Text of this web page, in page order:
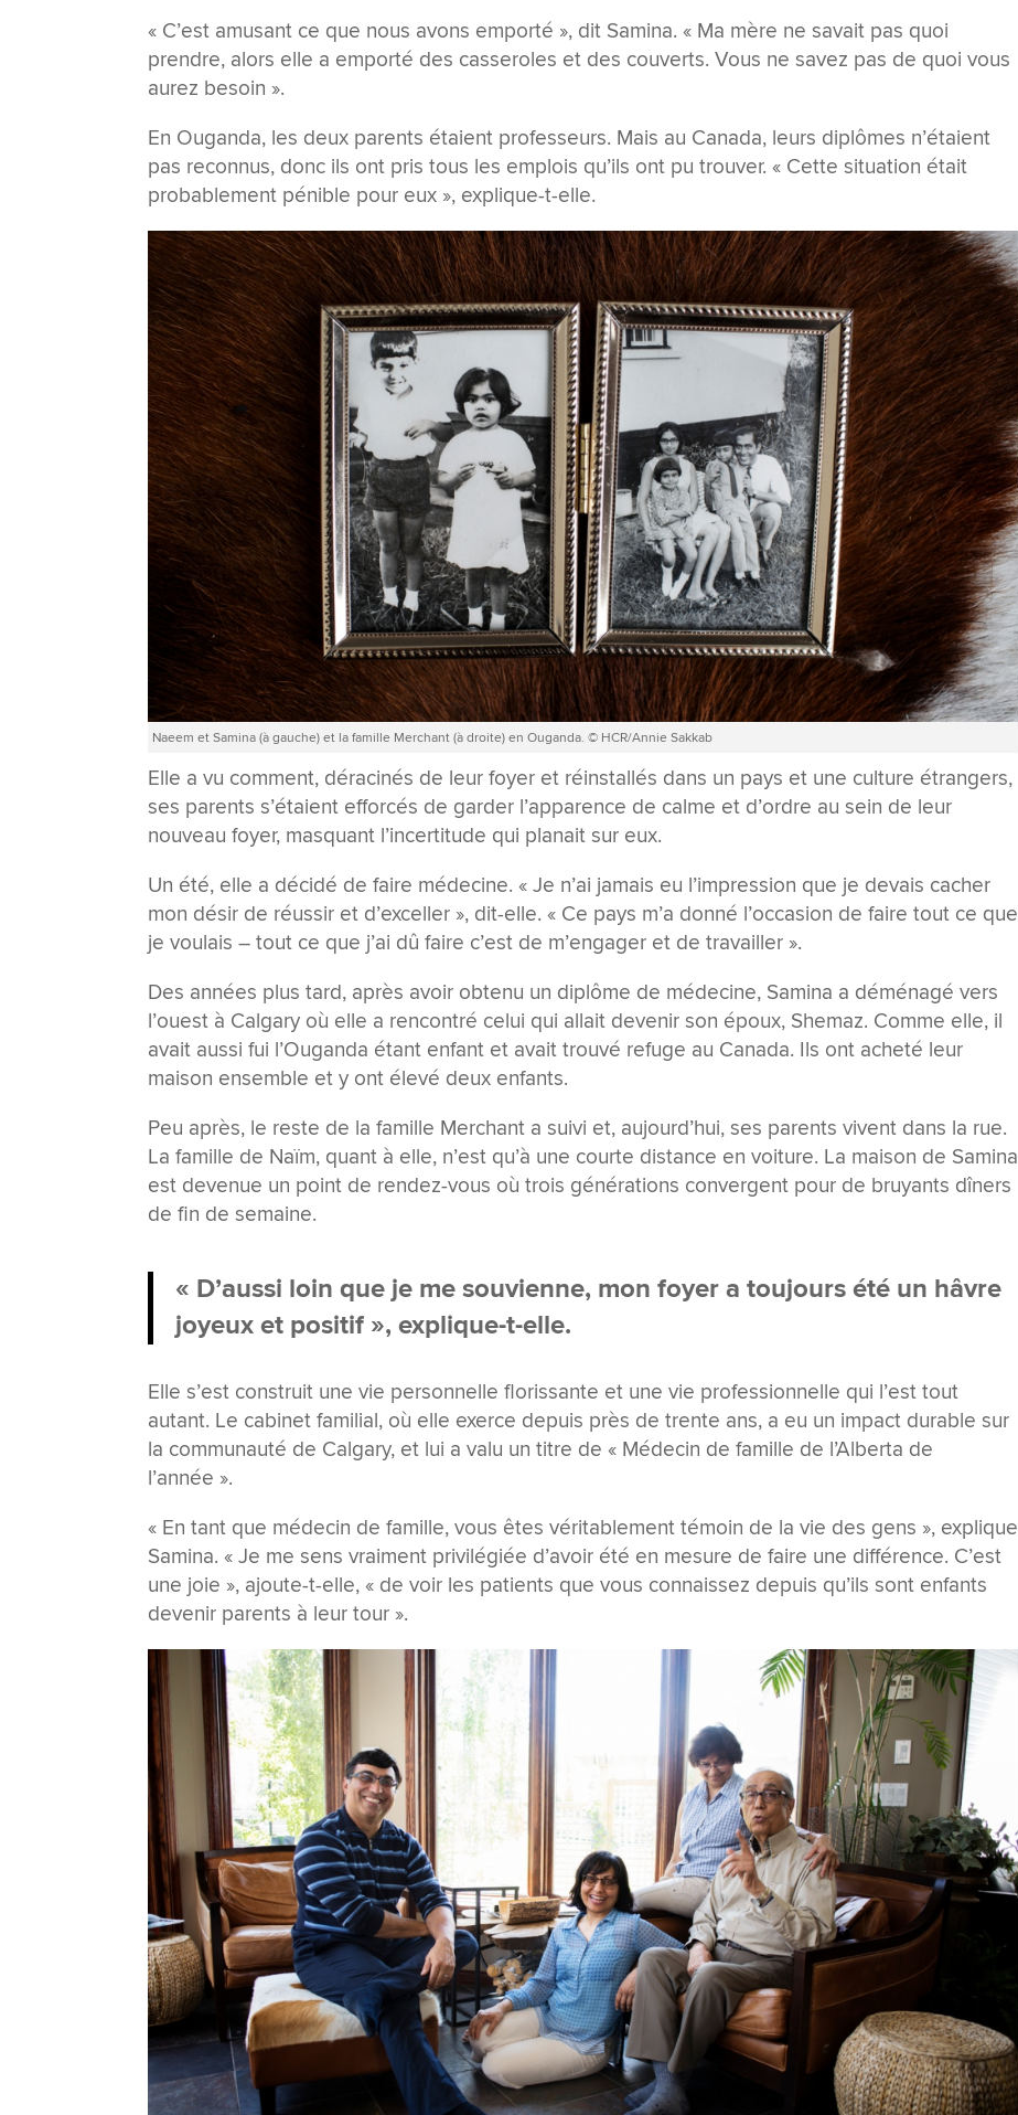
« C’est amusant ce que nous avons emporté », dit Samina. « Ma mère ne savait pas quoi
prendre, alors elle a emporté des casseroles et des couverts. Vous ne savez pas de quoi vous
aurez besoin ».
En Ouganda, les deux parents étaient professeurs. Mais au Canada, leurs diplômes n’étaient
pas reconnus, donc ils ont pris tous les emplois qu’ils ont pu trouver. « Cette situation était
probablement pénible pour eux », explique-t-elle.
Naeem et Samina (à gauche) et la famille Merchant (à droite) en Ouganda. © HCR/Annie Sakkab
Elle a vu comment, déracinés de leur foyer et réinstallés dans un pays et une culture étrangers,
ses parents s’étaient efforcés de garder l’apparence de calme et d’ordre au sein de leur
nouveau foyer, masquant l’incertitude qui planait sur eux.
Un été, elle a décidé de faire médecine. « Je n’ai jamais eu l’impression que je devais cacher
mon désir de réussir et d’exceller », dit-elle. « Ce pays m’a donné l’occasion de faire tout ce que
je voulais – tout ce que j’ai dû faire c’est de m’engager et de travailler ».
Des années plus tard, après avoir obtenu un diplôme de médecine, Samina a déménagé vers
l’ouest à Calgary où elle a rencontré celui qui allait devenir son époux, Shemaz. Comme elle, il
avait aussi fui l’Ouganda étant enfant et avait trouvé refuge au Canada. Ils ont acheté leur
maison ensemble et y ont élevé deux enfants.
Peu après, le reste de la famille Merchant a suivi et, aujourd’hui, ses parents vivent dans la rue.
La famille de Naïm, quant à elle, n’est qu’à une courte distance en voiture. La maison de Samina
est devenue un point de rendez-vous où trois générations convergent pour de bruyants dîners
de fin de semaine.
« D’aussi loin que je me souvienne, mon foyer a toujours été un hâvre
joyeux et positif », explique-t-elle.
Elle s’est construit une vie personnelle florissante et une vie professionnelle qui l’est tout
autant. Le cabinet familial, où elle exerce depuis près de trente ans, a eu un impact durable sur
la communauté de Calgary, et lui a valu un titre de « Médecin de famille de l’Alberta de
l’année ».
« En tant que médecin de famille, vous êtes véritablement témoin de la vie des gens », explique
Samina. « Je me sens vraiment privilégiée d’avoir été en mesure de faire une différence. C’est
une joie », ajoute-t-elle, « de voir les patients que vous connaissez depuis qu’ils sont enfants
devenir parents à leur tour ».